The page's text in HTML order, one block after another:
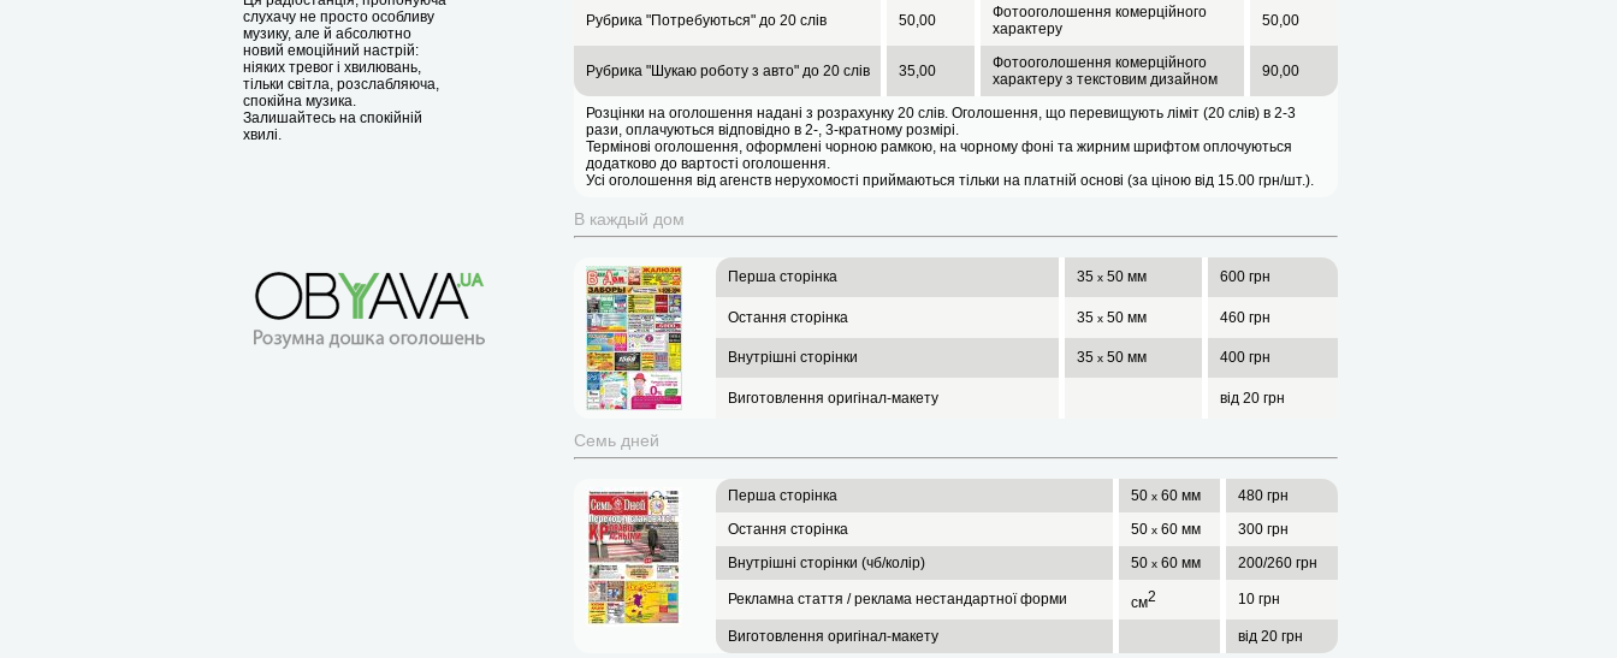
слухачу не просто особливу
музику, але й абсолютно
новий емоційний настрій:
ніяких тревог і хвилювань,
тільки світла, розслабляюча,
спокійна музика.
Залишайтесь на спокійній
хвилі.
Рубрика "Потребуються" до 20 слів 50,00
Фотооголошення комерційного
характеру
50,00
Рубрика "Шукаю роботу з авто" до 20 слів 35,00
Фотооголошення комерційного
характеру з текстовим дизайном
90,00
Розцінки на оголошення надані з розрахунку 20 слів. Оголошення, що перевищують ліміт (20 слів) в 2-3
рази, оплачуються відповідно в 2-, 3-кратному розмірі.
Термінові оголошення, оформлені чорною рамкою, на чорному фоні та жирним шрифтом оплочуються
додатково до вартості оголошення.
Усі оголошення від агенств нерухомості приймаються тільки на платній основі (за ціною від 15.00 грн/шт.).
В каждый дом
Перша сторінка 35 х50 мм 600 грн
Остання сторінка 35 х50 мм 460 грн
Внутрішні сторінки 35 х50 мм 400 грн
Виготовлення оригінал-макету від 20 грн
Семь дней
Перша сторінка 50 х60 мм
480 грн
Остання сторінка
50 х60 мм
300 грн
Внутрішні сторінки (чб/колір)
50 х60 мм 200/260 грн
Рекламна стаття / реклама нестандартної форми см2 10 грн
Виготовлення оригінал-макету від 20 грн